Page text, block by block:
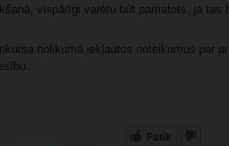
vispārīgi varētu būt pamatots, ja tas
nolikumā iekļautos noteikumus par
Patīk